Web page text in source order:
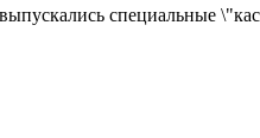
специальные